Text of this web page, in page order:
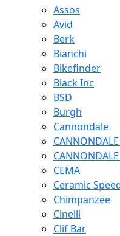
Assos
Avid
Berk
Bianchi
Bikefinder
Black Inc
BSD
Burgh
Cannondale
CEMA
Ceramic
Chimpanzee
Cinelli
Clif Bar